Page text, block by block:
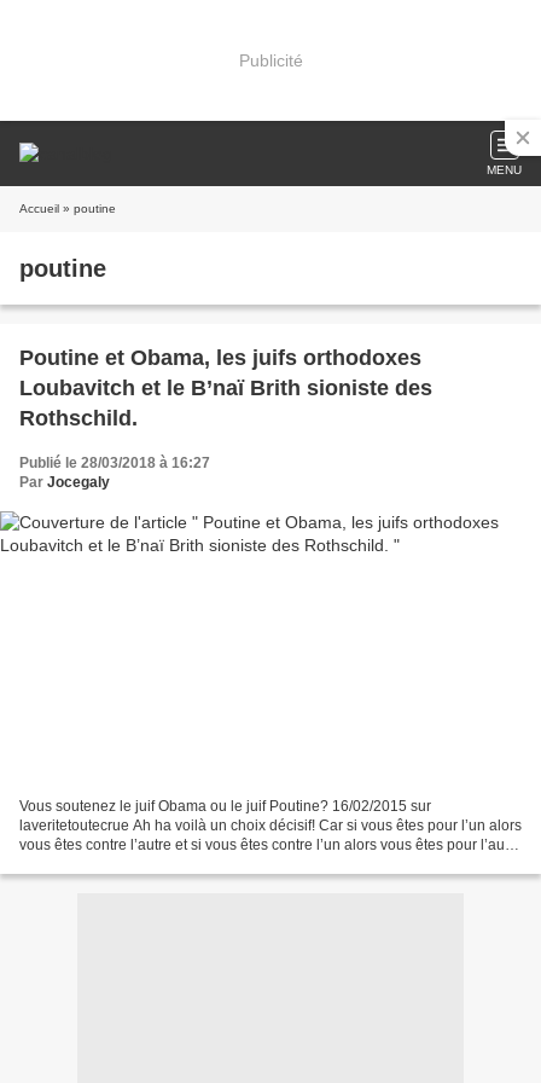
Publicité
MENU
Accueil » poutine
poutine
Poutine et Obama, les juifs orthodoxes
Loubavitch et le B’naï Brith sioniste des
Rothschild.
Publié le 28/03/2018 à 16:27
Par Jocegaly
Vous soutenez le juif Obama ou le juif Poutine? 16/02/2015 sur
laveritetoutecrue Ah ha voilà un choix décisif! Car si vous êtes pour l’un alors
vous êtes contre l’autre et si vous êtes contre l’un alors vous êtes pour l’autre